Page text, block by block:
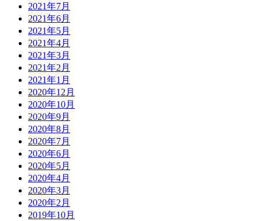
2021年7月
2021年6月
2021年5月
2021年4月
2021年3月
2021年2月
2021年1月
2020年12月
2020年10月
2020年9月
2020年8月
2020年7月
2020年6月
2020年5月
2020年4月
2020年3月
2020年2月
2019年10月